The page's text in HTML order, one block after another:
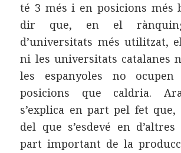
té 3 més i en posicions més
dir que, en el
d’universitats més utilitzat,
ni les universitats catalanes
les espanyoles no
posicions que caldria.
s’explica en part pel fet
del que s’esdevé en
part important de la